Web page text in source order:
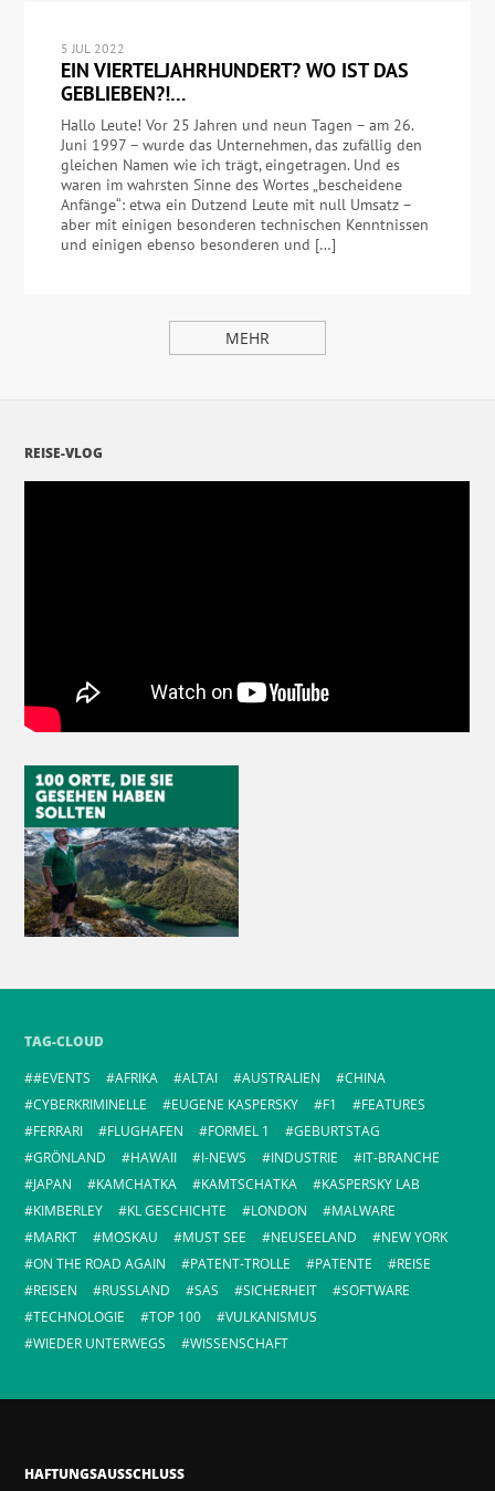
5 JUL 2022
EIN VIERTELJAHRHUNDERT? WO IST DAS
GEBLIEBEN?!…
Hallo Leute! Vor 25 Jahren und neun Tagen – am 26.
Juni 1997 – wurde das Unternehmen, das zufällig den
gleichen Namen wie ich trägt, eingetragen. Und es
waren im wahrsten Sinne des Wortes „bescheidene
Anfänge“: etwa ein Dutzend Leute mit null Umsatz –
aber mit einigen besonderen technischen Kenntnissen
und einigen ebenso besonderen und […]
MEHR
REISE-VLOG
TAG-CLOUD
#EVENTS
AFRIKA ALTAI AUSTRALIEN
CHINA
CYBERKRIMINELLE
EUGENE KASPERSKY F1
FEATURES
FERRARI
FLUGHAFEN FORMEL 1
GEBURTSTAG
GRÖNLAND
HAWAII I-NEWS INDUSTRIE
IT-BRANCHE
JAPAN
KAMCHATKA KAMTSCHATKA
KASPERSKY LAB
KIMBERLEY
KL GESCHICHTE LONDON
MALWARE
MARKT
MOSKAU MUST SEE NEUSEELAND
NEW YORK
ON THE ROAD AGAIN
PATENT-TROLLE PATENTE
REISE
REISEN
RUSSLAND SAS SICHERHEIT
SOFTWARE
TECHNOLOGIE
TOP 100
VULKANISMUS
WIEDER UNTERWEGS
WISSENSCHAFT
HAFTUNGSAUSSCHLUSS